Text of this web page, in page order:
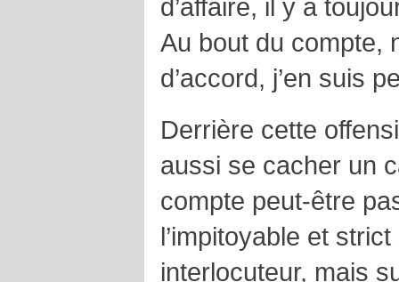
d’affaire, il y a
Au bout du compte,
d’accord, j’en suis
Derrière cette
aussi se cacher un
compte peut-être
l’impitoyable et
interlocuteur, mais